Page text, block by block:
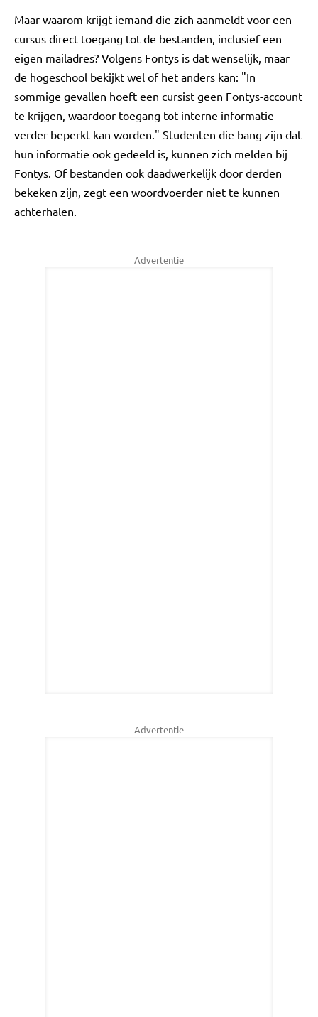
Maar waarom krijgt iemand die zich aanmeldt voor een
cursus direct toegang tot de bestanden, inclusief een
eigen mailadres? Volgens Fontys is dat wenselijk, maar
de hogeschool bekijkt wel of het anders kan: "In
sommige gevallen hoeft een cursist geen Fontys-account
te krijgen, waardoor toegang tot interne informatie
verder beperkt kan worden." Studenten die bang zijn dat
hun informatie ook gedeeld is, kunnen zich melden bij
Fontys. Of bestanden ook daadwerkelijk door derden
bekeken zijn, zegt een woordvoerder niet te kunnen
achterhalen.
Advertentie
Advertentie